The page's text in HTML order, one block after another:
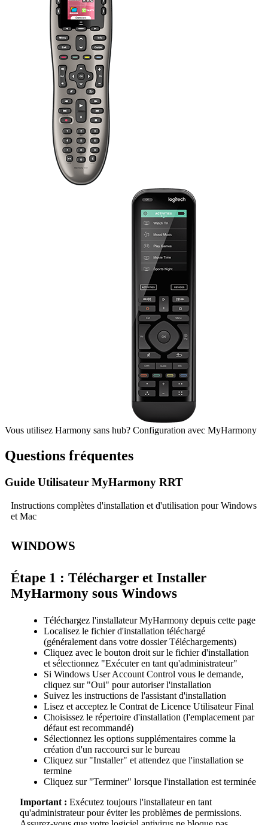
Vous utilisez Harmony sans hub? Configuration avec MyHarmony
Questions fréquentes
Guide Utilisateur MyHarmony RRT
Instructions complètes d'installation et d'utilisation pour Windows
et Mac
WINDOWS
Étape 1 : Télécharger et Installer
MyHarmony sous Windows
Téléchargez l'installateur MyHarmony depuis cette page
Localisez le fichier d'installation téléchargé
(généralement dans votre dossier Téléchargements)
Cliquez avec le bouton droit sur le fichier d'installation
et sélectionnez "Exécuter en tant qu'administrateur"
Si Windows User Account Control vous le demande,
cliquez sur "Oui" pour autoriser l'installation
Suivez les instructions de l'assistant d'installation
Lisez et acceptez le Contrat de Licence Utilisateur Final
Choisissez le répertoire d'installation (l'emplacement par
défaut est recommandé)
Sélectionnez les options supplémentaires comme la
création d'un raccourci sur le bureau
Cliquez sur "Installer" et attendez que l'installation se
termine
Cliquez sur "Terminer" lorsque l'installation est terminée
Important : Exécutez toujours l'installateur en tant
qu'administrateur pour éviter les problèmes de permissions.